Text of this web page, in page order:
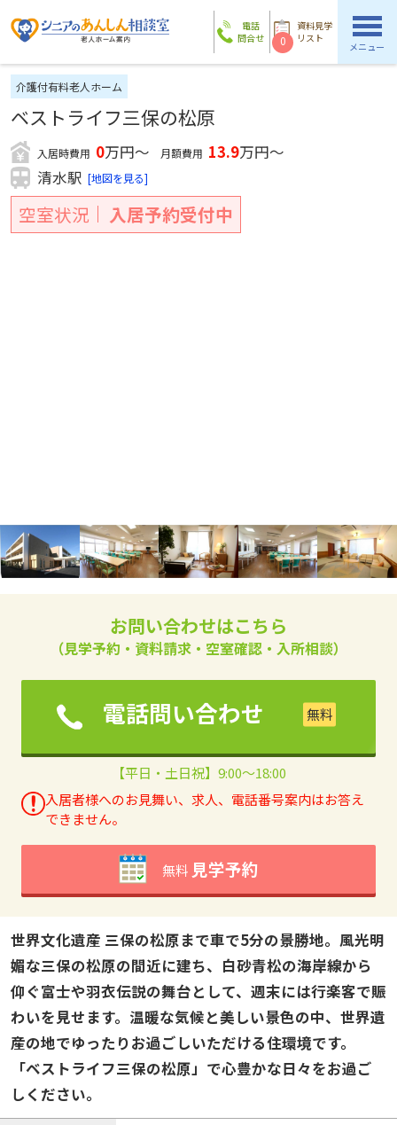
電話
問合せ
資料見学
リスト
0 メニュー
介護付有料老人ホーム
ベストライフ三保の松原
入居時費用 0万円～ 月額費用 13.9万円～
清水駅 [地図を見る]
空室状況 入居予約受付中
お問い合わせはこちら
（見学予約・資料請求・空室確認・入所相談）
電話問い合わせ
【平日・土日祝】9:00～18:00
入居者様へのお見舞い、求人、電話番号案内はお答え
できません。
無料 見学予約
世界文化遺産 三保の松原まで車で5分の景勝地。風光明
媚な三保の松原の間近に建ち、白砂青松の海岸線から
仰ぐ富士や羽衣伝説の舞台として、週末には行楽客で賑
わいを見せます。温暖な気候と美しい景色の中、世界遺
産の地でゆったりお過ごしいただける住環境です。
「ベストライフ三保の松原」で心豊かな日々をお過ご
しください。